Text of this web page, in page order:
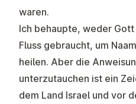
waren.
Ich behaupte, weder
Fluss gebraucht, um
heilen. Aber die
unterzutauchen ist ein
dem Land Israel und vor